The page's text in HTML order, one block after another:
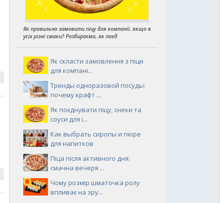
Як правильно замовити піцу для компанії, якщо в
усіх різні смаки? Розбираємо, як поєд
Як скласти замовлення з піци
для компані...
Тренды одноразовой посуды:
почему крафт ...
Як поєднувати піцу, снеки та
соуси для і...
Как выбрать сиропы и пюре
для напитков
Піца після активного дня:
смачна вечеря ...
Чому розмір шматочка ролу
впливає на зру...